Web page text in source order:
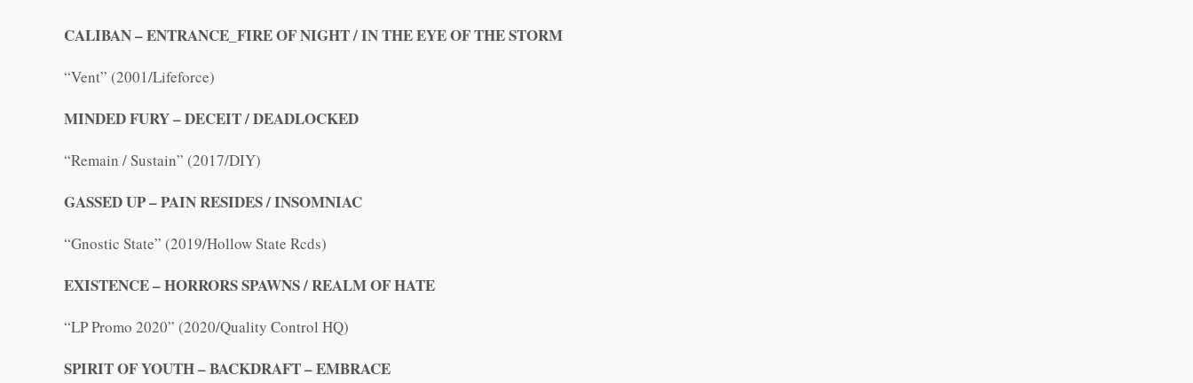
CALIBAN – ENTRANCE_FIRE OF NIGHT / IN THE EYE OF THE STORM
“Vent” (2001/Lifeforce)
MINDED FURY – DECEIT / DEADLOCKED
“Remain / Sustain” (2017/DIY)
GASSED UP – PAIN RESIDES / INSOMNIAC
“Gnostic State” (2019/Hollow State Rcds)
EXISTENCE – HORRORS SPAWNS / REALM OF HATE
“LP Promo 2020” (2020/Quality Control HQ)
SPIRIT OF YOUTH – BACKDRAFT – EMBRACE